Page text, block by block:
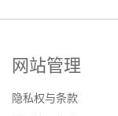
网站管理
隐私权与条款